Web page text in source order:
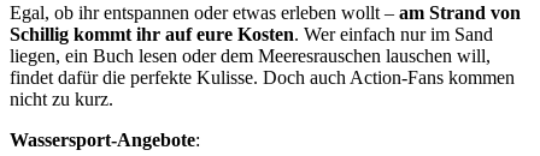
Egal, ob ihr entspannen oder etwas erleben wollt – am Strand von
Schillig kommt ihr auf eure Kosten. Wer einfach nur im Sand
liegen, ein Buch lesen oder dem Meeresrauschen lauschen will,
findet dafür die perfekte Kulisse. Doch auch Action-Fans kommen
nicht zu kurz.
Wassersport-Angebote: